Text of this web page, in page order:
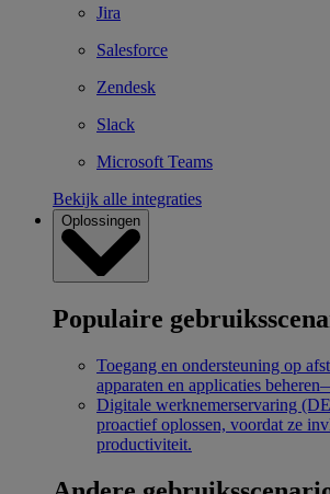
Jira
Salesforce
Zendesk
Slack
Microsoft Teams
Bekijk alle integraties
Oplossingen
Populaire
Toegang en ondersteuning op
apparaten en applicaties
Digitale werknemerservaring
proactief oplossen, voordat ze
productiviteit.